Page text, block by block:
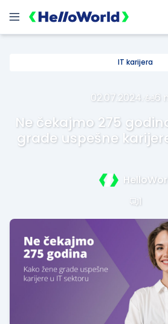
IT karijera
02.07.2024. 6
Ne čekajmo 275
grade uspešne
1